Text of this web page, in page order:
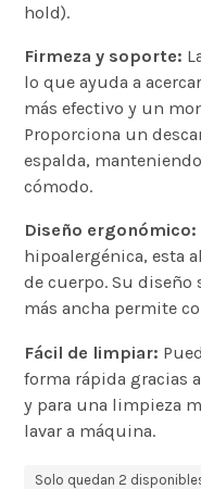
hold).
Firmeza y soporte:
lo que ayuda a
más efectivo y un
Proporciona un
espalda,
cómodo.
Diseño ergonómico:
hipoalergénica, esta
de cuerpo. Su
más ancha permite
Fácil de limpiar:
forma rápida gracias
y para una limpieza
lavar a máquina.
Solo quedan 2